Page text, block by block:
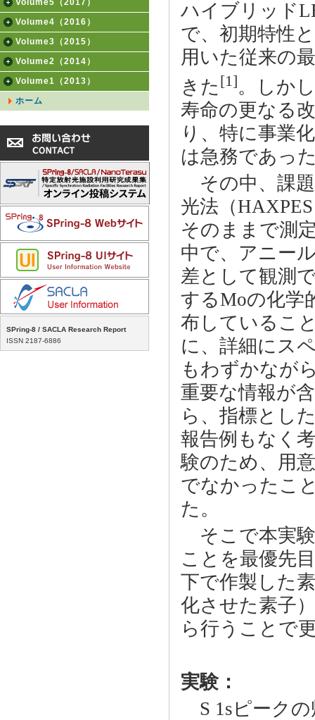
Volume5（2017）
Volume4（2016）
Volume3（2015）
Volume2（2014）
Volume1（2013）
ホーム
SPring-8 / SACLA Research Report
ISSN 2187-6886
ハイブリッド
で、初期特性
用いた従来の
きた [1]。しか
寿命の更なる
り、特に事業
は急務であっ
その中、課題
光法（
そのままで測
中で、アニー
差として観測
するMoの化学
布しているこ
に、詳細にス
もわずかなが
重要な情報が
ら、指標とし
報告例もなく
験のため、用
でなかったこ
た。
そこで本実験
ことを最優先
下で作製した
化させた素子
ら行うことで
実験：
S 1sピークの